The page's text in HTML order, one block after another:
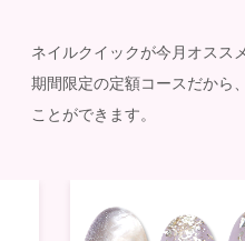
ネイルクイックが今月オスス
期間限定の定額コースだから
ことができます。